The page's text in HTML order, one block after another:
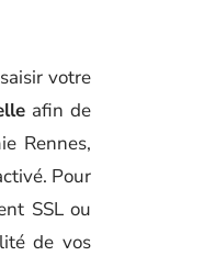
votre
afin de
Rennes,
Pour
SSL ou
de vos